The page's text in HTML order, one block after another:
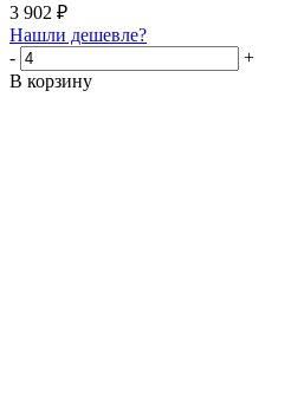
3 902 ₽
Нашли дешевле?
-
+
В корзину